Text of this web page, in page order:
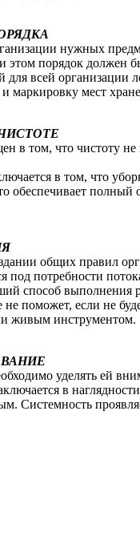
нужных
этом порядок должен
для всей организации
и маркировку мест
том, что чистоту не
в том, что
обеспечивает полный
общих правил
под потребности
способ выполнения
не поможет, если не
живым инструментом.
уделять ей
в
Системность